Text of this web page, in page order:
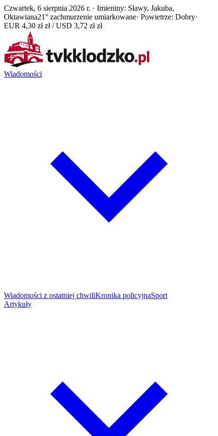
Czwartek, 6 sierpnia 2026 r. · Imieniny: Sławy, Jakuba,
Oktawiana21° zachmurzenie umiarkowane· Powietrze: Dobry·
EUR 4,30 zł zł / USD 3,72 zł zł
Wiadomości
Wiadomości z ostatniej chwiliKronika policyjnaSport
Artykuły